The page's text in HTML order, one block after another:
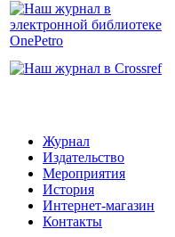
Журнал
Издательство
Мероприятия
История
Интернет-магазин
Контакты